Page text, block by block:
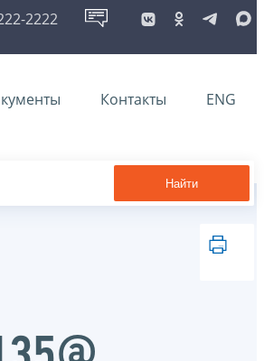
2222
Контакты ENG
Найти